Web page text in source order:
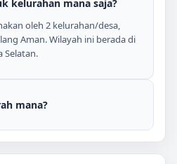
kelurahan mana saja?
oleh 2 kelurahan/desa,
Aman. Wilayah ini berada di
Selatan.
mana?